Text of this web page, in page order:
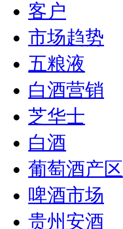
客户
市场趋势
五粮液
白酒营销
芝华士
白酒
葡萄酒产区
啤酒市场
贵州安酒